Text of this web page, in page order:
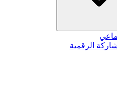
الرقمية